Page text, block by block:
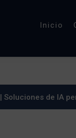
Inicio
|Soluciones de IA